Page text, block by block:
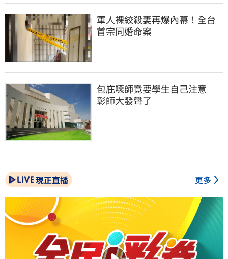
軍人裸絞殺妻再爆內幕！全台
首宗同婚命案
包庇噁師竟要學生自己注意
彰師大發聲了
現正直播 更多